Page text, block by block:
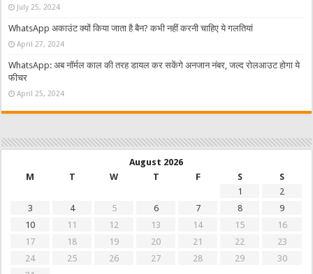
July 25, 2024
WhatsApp अकाउंट क्यों किया जाता है बैन? कभी नहीं करनी चाहिए ये गलतियां
April 27, 2024
WhatsApp: अब नॉर्मल काल की तरह डायल कर सकेंगे अनजान नंबर, जल्द रोलआउट होगा ये
फीचर
April 25, 2024
August 2026
M
T W T F S
S
1
2
3
4 5 6 7 8
9
10
11 12 13 14 15
16
17
18 19 20 21 22
23
24
25 26 27 28 29
30